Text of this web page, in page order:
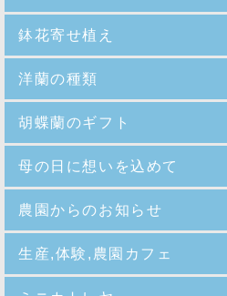
鉢花寄せ植え
洋蘭の種類
胡蝶蘭のギフト
母の日に想いを込めて
農園からのお知らせ
生産,体験,農園カフェ